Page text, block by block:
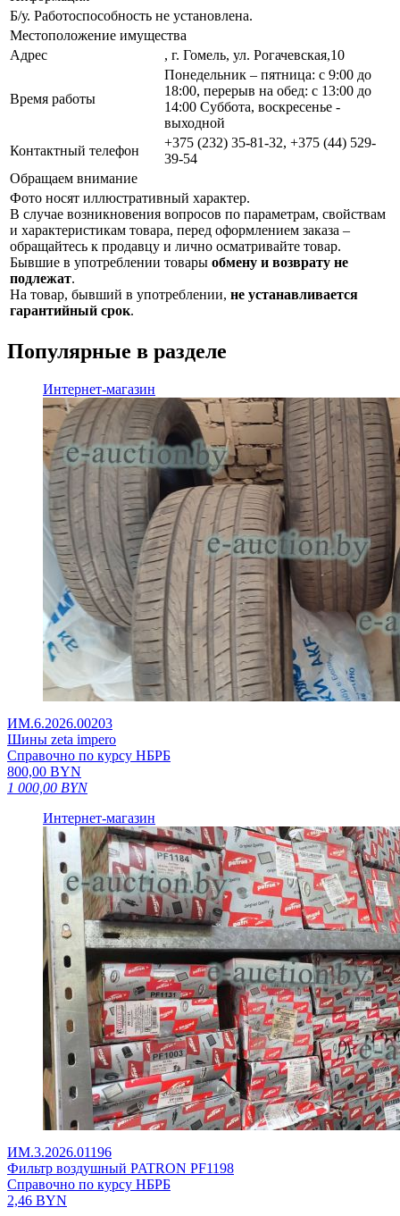
Б/у. Работоспособность не установлена.
Местоположение имущества
Адрес
, г. Гомель, ул. Рогачевская,10
Время работы
Понедельник – пятница: с 9:00 до
18:00, перерыв на обед: с 13:00 до
14:00 Суббота, воскресенье -
выходной
Контактный телефон
+375 (232) 35-81-32, +375 (44) 529-
39-54
Обращаем внимание
Фото носят иллюстративный характер.
В случае возникновения вопросов по параметрам, свойствам
и характеристикам товара, перед оформлением заказа –
обращайтесь к продавцу и лично осматривайте товар.
Бывшие в употреблении товары обмену и возврату не
подлежат.
На товар, бывший в употреблении, не устанавливается
гарантийный срок.
Популярные в разделе
Интернет-магазин
ИМ.6.2026.00203
Шины zeta impero
Справочно по курсу НБРБ
800,00 BYN
1 000,00 BYN
Интернет-магазин
ИМ.3.2026.01196
Фильтр воздушный PATRON PF1198
Справочно по курсу НБРБ
2,46 BYN